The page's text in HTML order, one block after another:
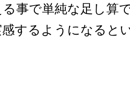
事で単純な足し算
するようになると